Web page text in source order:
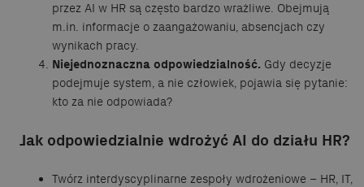
przez AI w HR są często bardzo wrażliwe. Obejmują
m.in. informacje o zaangażowaniu, absencjach czy
wynikach pracy.
Niejednoznaczna odpowiedzialność. Gdy decyzje
podejmuje system, a nie człowiek, pojawia się pytanie:
kto za nie odpowiada?
Jak odpowiedzialnie wdrożyć AI do działu HR?
Twórz interdyscyplinarne zespoły wdrożeniowe – HR, IT,